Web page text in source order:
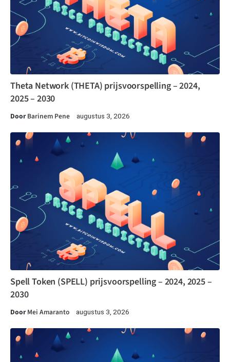
Theta Network (THETA) prijsvoorspelling – 2024,
2025 – 2030
DoorBarinem Pene augustus 3, 2026
Spell Token (SPELL) prijsvoorspelling – 2024, 2025 –
2030
DoorMei Amaranto augustus 3, 2026